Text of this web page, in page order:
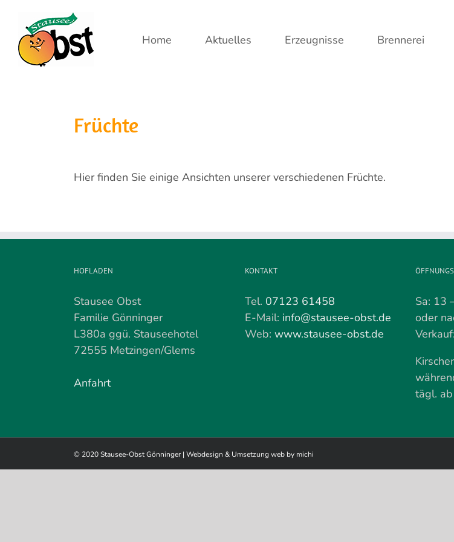
Inhalt
springen
Home Aktuelles Erzeugnisse Brennerei
Früchte
Hier finden Sie einige Ansichten unserer verschiedenen Früchte.
HOFLADEN
Stausee Obst
Familie Gönninger
L380a ggü. Stauseehotel
72555 Metzingen/Glems
Anfahrt
KONTAKT
Tel. 07123 61458
E-Mail: info@stausee-obst.de
Web: www.stausee-obst.de
Sa: 13
oder
tägl.
© 2020 Stausee-Obst Gönninger | Webdesign & Umsetzungweb by michi